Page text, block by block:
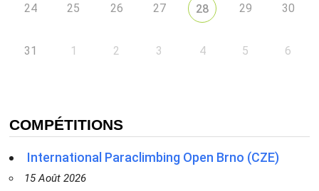
24 25 26 27 28 29 30
31 1 2 3 4 5 6
COMPÉTITIONS
International Paraclimbing Open Brno (CZE)
15 Août 2026